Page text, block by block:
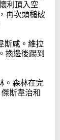
利頂入空
再次頭槌破
斯咸。維拉
換邊後踢到
。森林在完
斯韋治和